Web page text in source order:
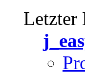
Letzter